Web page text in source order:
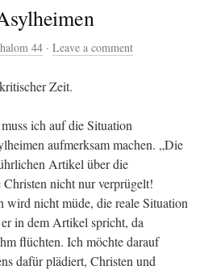
44 · Leave a comment
Zeit.
ich auf die Situation
aufmerksam machen. „Die
Artikel über die
Christen nicht nur verprügelt!
wird nicht müde, die reale Situation
in dem Artikel spricht, da
flüchten. Ich möchte darauf
dafür plädiert, Christen und